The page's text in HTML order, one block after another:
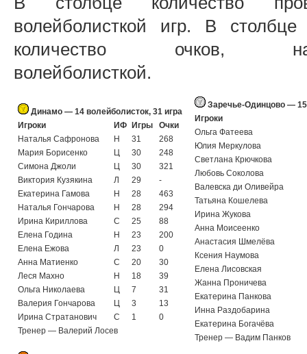
волейболисткой игр. В
количество очков,
волейболисткой.
Динамо — 14 волейболисток, 31 игра
Игроки
ИФ Игры
Очки
Наталья Сафронова
Н 31
268
Мария Борисенко
Ц 30
248
Симона Джоли
Ц 30
321
Виктория Кузякина
Л 29
-
Екатерина Гамова
Н 28
463
Наталья Гончарова
Н 28
294
Ирина Кириллова
С 25
88
Елена Година
Н 23
200
Елена Ежова
Л 23
0
Анна Матиенко
С 20
30
Леся Махно
Н 18
39
Ольга Николаева
Ц 7
31
Валерия Гончарова
Ц 3
13
Ирина Стратанович
С 1
0
Тренер — Валерий Лосев
Заречье-Одинцово — 15
Игроки
Ольга Фатеева
Юлия Меркулова
Светлана Крючкова
Любовь Соколова
Валевска ди Оливейра
Татьяна Кошелева
Ирина Жукова
Анна Моисеенко
Анастасия Шмелёва
Ксения Наумова
Елена Лисовская
Жанна Проничева
Екатерина Панкова
Инна Раздобарина
Екатерина Богачёва
Тренер — Вадим Панков